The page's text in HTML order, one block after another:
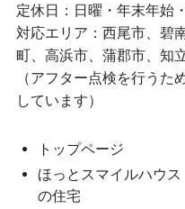
定休日：日曜・年末年始
対応エリア：西尾市、碧
町、高浜市、蒲郡市、知
（アフター点検を行うた
しています）
トップページ
ほっとスマイルハウス
の住宅